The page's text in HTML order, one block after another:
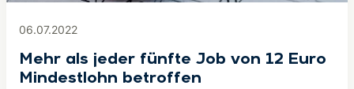
06.07.2022
Mehr als jeder fünfte Job von 12 Euro
Mindestlohn betroffen